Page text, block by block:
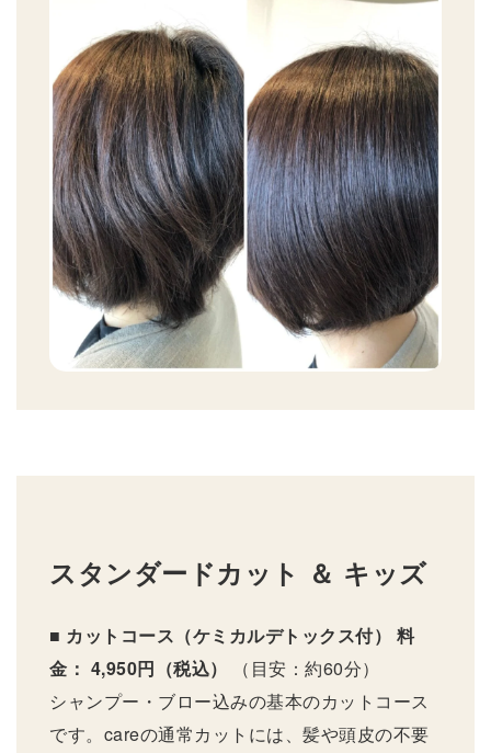
スタンダードカット ＆ キッズ
■ カットコース（ケミカルデトックス付）
料
金： 4,950円（税込）
（目安：約60分）
シャンプー・ブロー込みの基本のカットコース
です。careの通常カットには、髪や頭皮の不要